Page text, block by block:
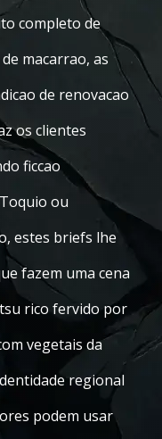
completo de
macarrao, as
de renovacao
os clientes
ficcao
ou
estes briefs lhe
fazem uma cena
rico fervido por
vegetais da
regional
podem usar